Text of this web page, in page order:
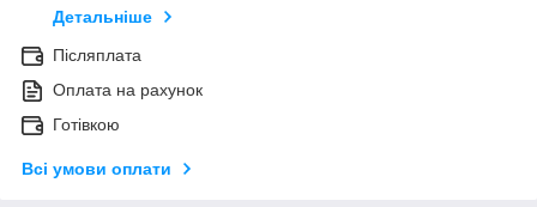
Детальніше
Післяплата
Оплата на рахунок
Готівкою
Всі умови оплати